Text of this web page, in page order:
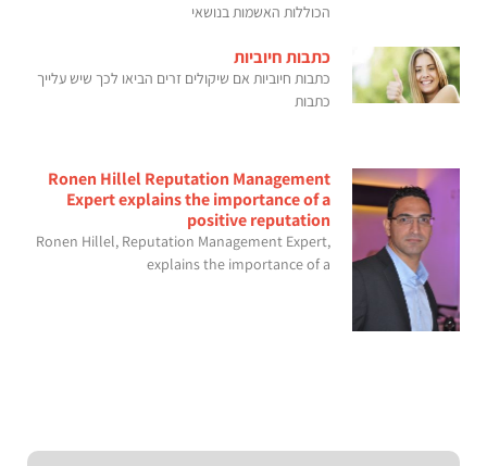
הכוללות האשמות בנושאי
כתבות חיוביות
כתבות חיוביות אם שיקולים זרים הביאו לכך שיש עלייך
כתבות
Ronen Hillel Reputation Management
Expert explains the importance of a
positive reputation
Ronen Hillel, Reputation Management Expert,
explains the importance of a